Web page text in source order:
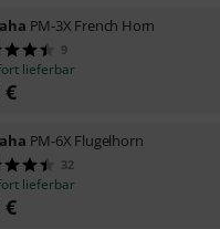
PM-3X French Horn
9
lieferbar
€
PM-6X Flugelhorn
32
lieferbar
€